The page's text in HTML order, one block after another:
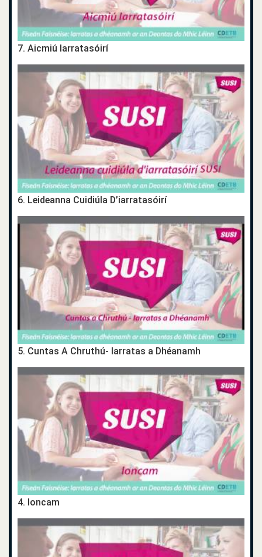
7. Aicmiú Iarratasóirí
6. Leideanna Cuidiúla D’iarratasóirí
5. Cuntas A Chruthú- Iarratas a Dhéanamh
4. Ioncam